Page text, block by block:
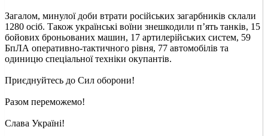
Загалом, минулої доби втрати російських загарбників склали
1280 осіб. Також українські воїни знешкодили п’ять танків, 15
бойових броньованих машин, 17 артилерійських систем, 59
БпЛА оперативно-тактичного рівня, 77 автомобілів та
одиницю спеціальної техніки окупантів.
Приєднуйтесь до Сил оборони!
Разом переможемо!
Слава Україні!